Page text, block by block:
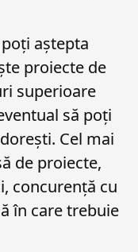
aștepta
proiecte de
superioare
să poți
Cel mai
de proiecte,
concurență cu
în care trebuie